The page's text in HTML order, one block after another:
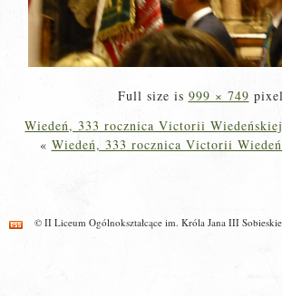
Full size is 999 × 749
Wiedeń, 333 rocznica Victorii
« Wiedeń, 333 rocznica Victorii
© II Liceum Ogólnokształcące im. Króla Jana III